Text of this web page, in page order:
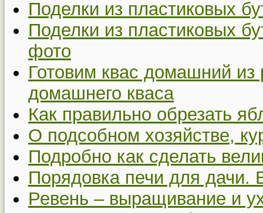
Поделки из пластиковых
Поделки из пластиковых
фото
Готовим квас домашний
домашнего кваса
Как правильно обрезать
О подсобном хозяйстве,
Подробно как сделать
Порядовка печи для дачи.
Ревень – выращивание и